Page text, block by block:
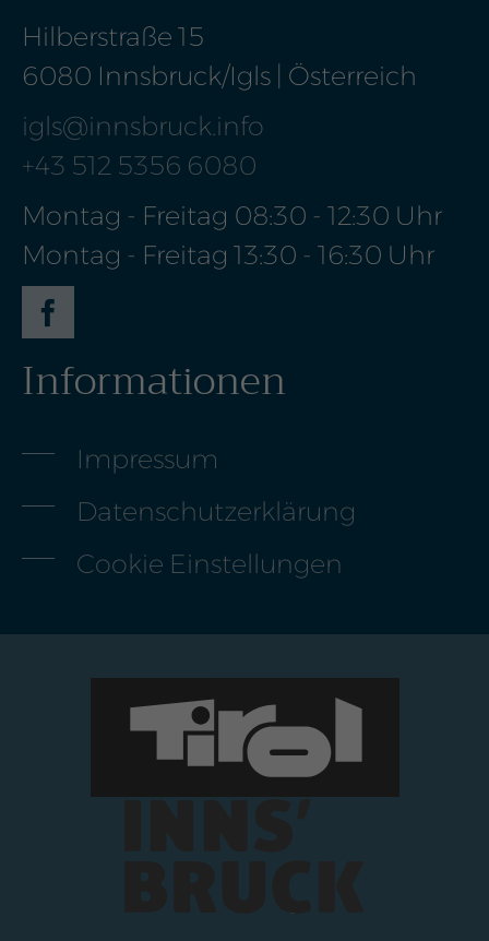
Hilberstraße 15
6080 Innsbruck/Igls | Österreich
igls@innsbruck.info
+43 512 5356 6080
Montag - Freitag 08:30 - 12:30 Uhr
Montag - Freitag 13:30 - 16:30 Uhr
Face
k
Informationen
Impressum
Datenschutz­erklärung
Cookie Einstellungen